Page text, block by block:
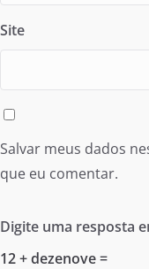
Site
Salvar meus dados
que eu comentar.
Digite uma resposta
12 + dezenove =